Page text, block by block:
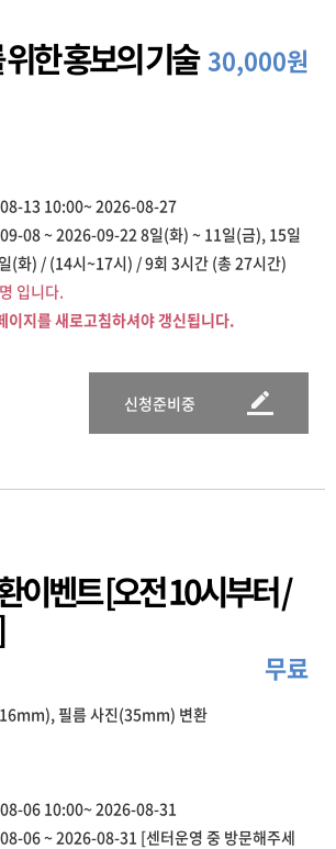
한 홍보의 기술 30,000원
13 10:00~ 2026-08-27
~ 2026-09-22 8일(화) ~ 11일(금), 15일
(화) / (14시~17시) / 9회 3시간 (총 27시간)
입니다.
이지를 새로고침하셔야 갱신됩니다.
신청준비중
이벤트 [오전 10시부터 /
무료
필름 사진(35mm) 변환
06 10:00~ 2026-08-31
~ 2026-08-31 [센터운영 중 방문해주세